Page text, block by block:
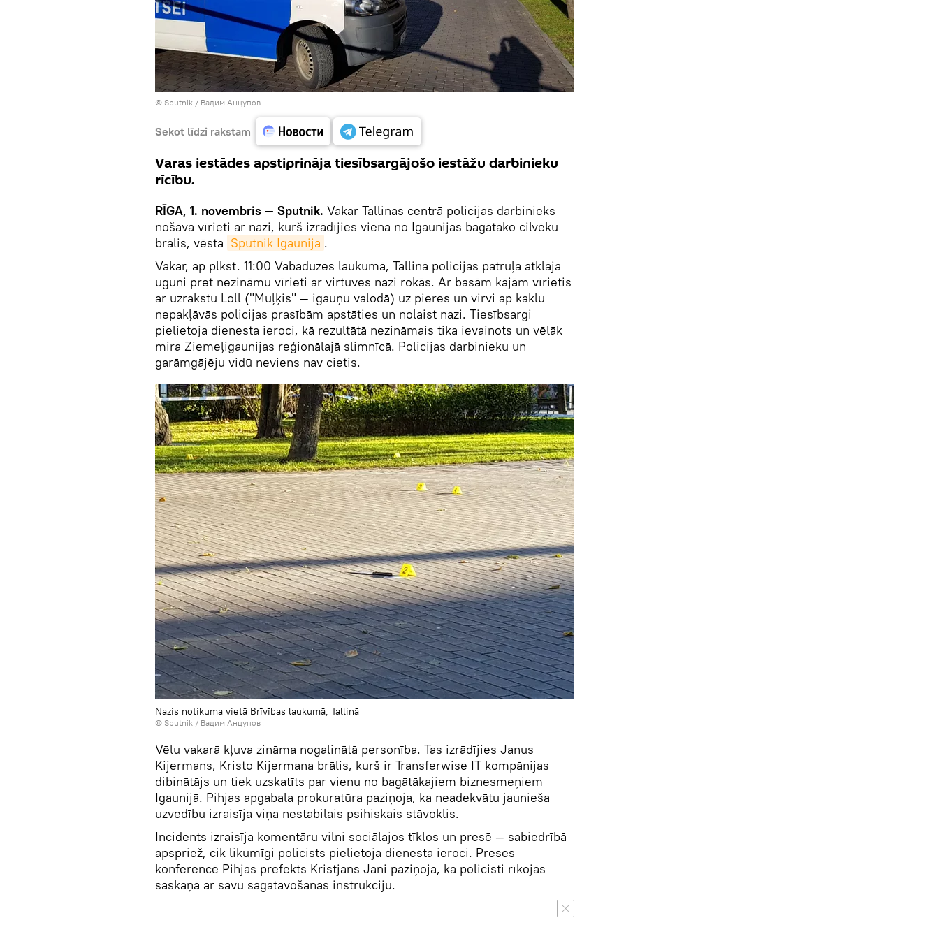
© Sputnik / Вадим Анцупов
Sekot līdzi rakstam
Varas iestādes apstiprināja tiesībsargājošo iestāžu darbinieku
rīcību.
RĪGA, 1. novembris — Sputnik. Vakar Tallinas centrā policijas darbinieks
nošāva vīrieti ar nazi, kurš izrādījies viena no Igaunijas bagātāko cilvēku
brālis, vēsta Sputnik Igaunija .
Vakar, ap plkst. 11:00 Vabaduzes laukumā, Tallinā policijas patruļa atklāja
uguni pret nezināmu vīrieti ar virtuves nazi rokās. Ar basām kājām vīrietis
ar uzrakstu Loll ("Muļķis" — igauņu valodā) uz pieres un virvi ap kaklu
nepakļāvās policijas prasībām apstāties un nolaist nazi. Tiesībsargi
pielietoja dienesta ieroci, kā rezultātā nezināmais tika ievainots un vēlāk
mira Ziemeļigaunijas reģionālajā slimnīcā. Policijas darbinieku un
garāmgājēju vidū neviens nav cietis.
Nazis notikuma vietā Brīvības laukumā, Tallinā
© Sputnik / Вадим Анцупов
Vēlu vakarā kļuva zināma nogalinātā personība. Tas izrādījies Janus
Kijermans, Kristo Kijermana brālis, kurš ir Transferwise IT kompānijas
dibinātājs un tiek uzskatīts par vienu no bagātākajiem biznesmeņiem
Igaunijā. Pihjas apgabala prokuratūra paziņoja, ka neadekvātu jaunieša
uzvedību izraisīja viņa nestabilais psihiskais stāvoklis.
Incidents izraisīja komentāru vilni sociālajos tīklos un presē — sabiedrībā
apspriež, cik likumīgi policists pielietoja dienesta ieroci. Preses
konferencē Pihjas prefekts Kristjans Jani paziņoja, ka policisti rīkojās
saskaņā ar savu sagatavošanas instrukciju.